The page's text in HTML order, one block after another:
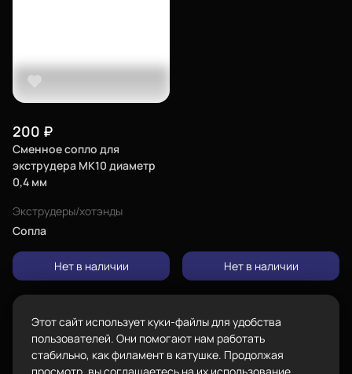
200 ₽
Сменное сопло для
экструдера МК10 диаметр
0,4 мм
Экструдеры/хотэнды
Сопла
Нет в наличии Нет в наличии
Наборы
Подарочные сертификаты
Екатеринбург
Телефон
8-800-234-47-78
Адрес
ул.Проезжая дом 9а
Режим работы
Пн-Вс с 10:00 до 18:00
Задать вопрос
Политика конфиденциальности
Этот сайт использует куки-файлы для удобства
пользователей. Они помогают нам работать
стабильно, как филамент в катушке. Продолжая